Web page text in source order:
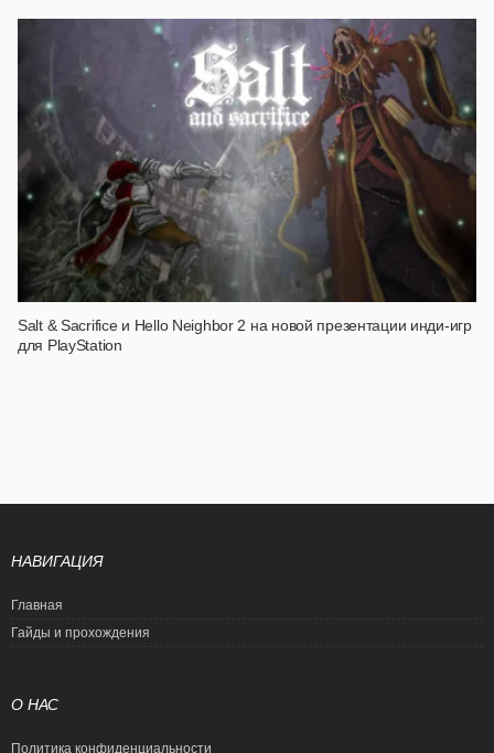
Salt & Sacrifice и Hello Neighbor 2 на новой презентации инди-игр
для PlayStation
НАВИГАЦИЯ
Главная
Гайды и прохождения
О НАС
Политика конфиденциальности